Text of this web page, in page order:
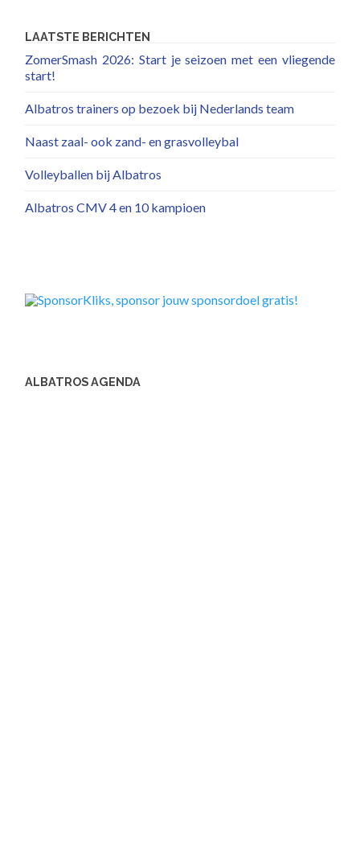
LAATSTE BERICHTEN
ZomerSmash 2026: Start je seizoen met een vliegende
start!
Albatros trainers op bezoek bij Nederlands team
Naast zaal- ook zand- en grasvolleybal
Volleyballen bij Albatros
Albatros CMV 4 en 10 kampioen
ALBATROS AGENDA